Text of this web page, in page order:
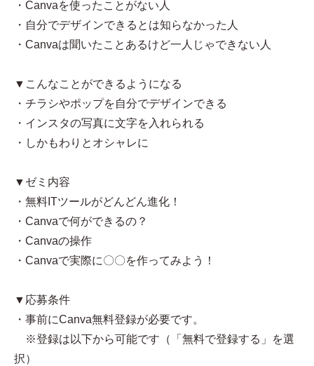
・Canvaを使ったことがない人
・自分でデザインできるとは知らなかった人
・Canvaは聞いたことあるけど一人じゃできない人
▼こんなことができるようになる
・チラシやポップを自分でデザインできる
・インスタの写真に文字を入れられる
・しかもわりとオシャレに
▼ゼミ内容
・無料ITツールがどんどん進化！
・Canvaで何ができるの？
・Canvaの操作
・Canvaで実際に〇〇を作ってみよう！
▼応募条件
・事前にCanva無料登録が必要です。
※登録は以下から可能です（「無料で登録する」を選
択）